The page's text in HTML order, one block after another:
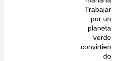
Trabajar
por un
planeta
verde
convirtien
do